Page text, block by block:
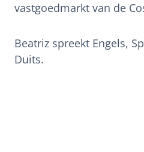
vastgoedmarkt van de
Beatriz spreekt Engels,
Duits.